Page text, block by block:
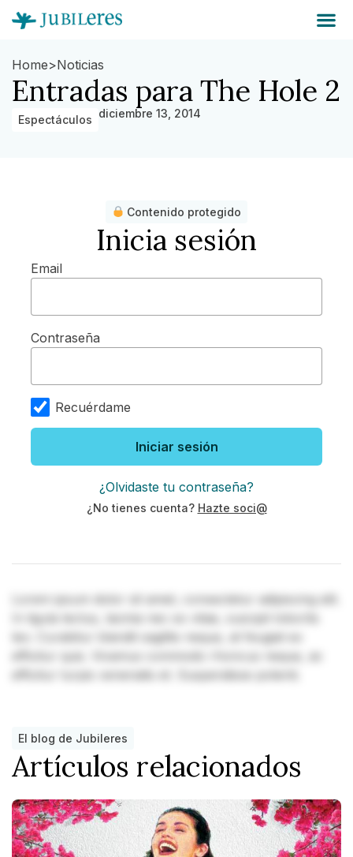
Home>Noticias
Entradas para The Hole 2
Espectáculos diciembre 13, 2014
Lorem ipsum dolor sit amet, consectetur adipiscing elit.
In ligula lectus, lacinia nec ex vitae, suscipit lobortis
leo. Curabitur blandit sagittis neque, at feugiat ex
efficitur quis. Vivamus commodo rhoncus neque, ac
efficitur turpis venenatis et. Suspendisse potenti.
Contenido protegido
Inicia sesión
Email
Contraseña
Recuérdame
Iniciar sesión
¿Olvidaste tu contraseña?
¿No tienes cuenta? Hazte soci@
El blog de Jubileres
Artículos relacionados